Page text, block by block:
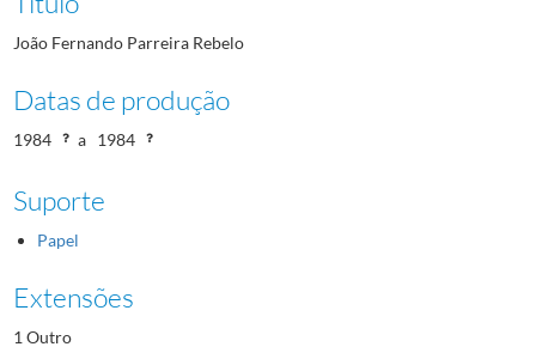
João Fernando Parreira Rebelo
Datas de produção
1984 a 1984
Suporte
Papel
Extensões
1 Outro